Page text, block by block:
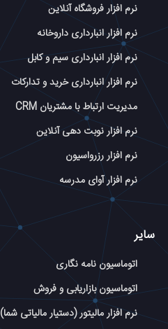
نرم افزار فروشگاه آنلاین
نرم افزار انبارداری داروخانه
نرم افزار انبارداری سیم و کابل
نرم افزار انبارداری خرید و تدارکات
مدیریت ارتباط با مشتریان CRM
نرم افزار نوبت دهی آنلاین
نرم افزار رزرواسیون
نرم افزار آوای مدرسه
سایر
اتوماسیون نامه نگاری
اتوماسیون بازاریابی و فروش
نرم افزار مالیتور (دستیار مالیاتی شما)